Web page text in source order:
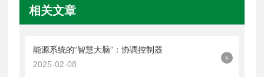
相关文章
能源系统的“智慧大脑”：协调控制器
2025-02-08
+